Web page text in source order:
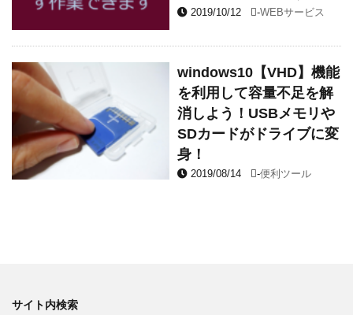
2019/10/12 -WEBサービス
windows10【VHD】機能
を利用して容量不足を解
消しよう！USBメモリや
SDカードがドライブに変
身！
2019/08/14 -便利ツール
サイト内検索